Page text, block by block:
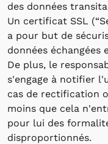
des données
Un certificat SSL
a pour but de
données
De plus, le
s'engage à notifier
cas de rectification
moins que cela
pour lui des
disproportionnés.